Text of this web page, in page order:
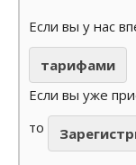
Если вы у нас
тарифами
Если вы уже
то